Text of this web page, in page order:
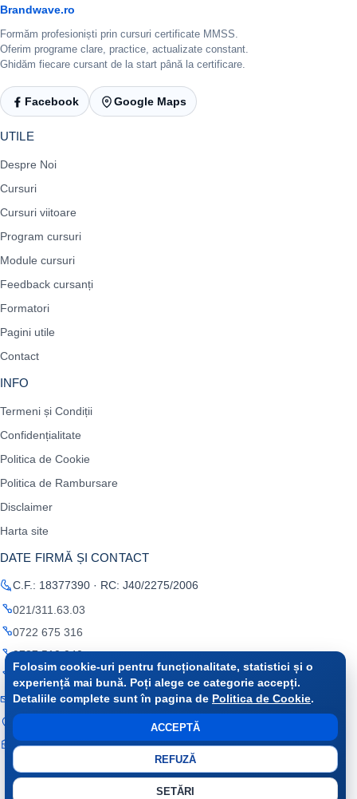
Folosim cookie-uri pentru funcționalitate, statistici și o
experiență mai bună. Poți alege ce categorie accepți.
Detaliile complete sunt în pagina de Politica de Cookie.
ACCEPTĂ
REFUZĂ
SETĂRI
Brandwave.ro
Formăm profesioniști prin cursuri certificate MMSS.
Oferim programe clare, practice, actualizate constant.
Ghidăm fiecare cursant de la start până la certificare.
Facebook Google Maps
UTILE
Despre Noi
Cursuri
Cursuri viitoare
Program cursuri
Module cursuri
Feedback cursanți
Formatori
Pagini utile
Contact
INFO
Termeni și Condiții
Confidențialitate
Politica de Cookie
Politica de Rambursare
Disclaimer
Harta site
DATE FIRMĂ ȘI CONTACT
C.F.: 18377390 · RC: J40/2275/2006
021/311.63.03
0722 675 316
0787 510 040
0723 163 926
office@raminfo.ro
București, Sector 2, Soseaua Colentina, nr. 2A
Cont trezorerie: RO69TREZ 7025069 XXX018 587 · Trezoreria